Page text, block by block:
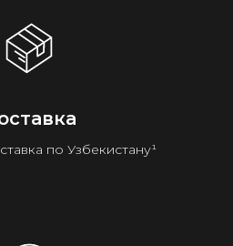
по Узбекистану¹